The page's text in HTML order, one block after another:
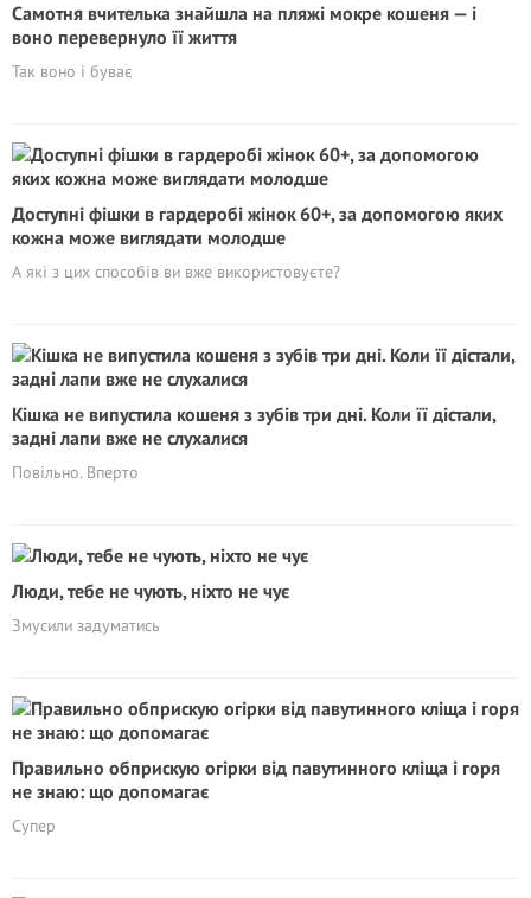
Самотня вчителька знайшла на пляжі мокре кошеня — і
воно перевернуло її життя
Так воно і буває
Доступні фішки в гардеробі жінок 60+, за допомогою яких
кожна може виглядати молодше
А які з цих способів ви вже використовуєте?
Кішка не випустила кошеня з зубів три дні. Коли її дістали,
задні лапи вже не слухалися
Повільно. Вперто
Люди, тебе не чують, ніхто не чує
Змусили задуматись
Правильно обприскую огірки від павутинного кліща і горя
не знаю: що допомагає
Супер